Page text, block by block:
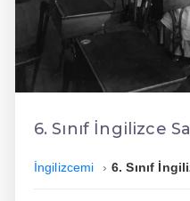
En Hızlı İngilizce
En Kolay İngilizce
En Ucuz İngilizce
En Uygun
Hızlı İngilizce
6. Sınıf İngilizce
İngilizcemi 6. Sınıf